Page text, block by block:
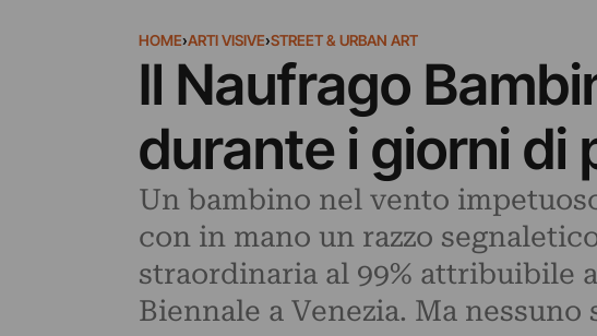
HOME›ARTI VISIVE›STREET & URBAN ART
Il Naufrago
durante i giorni di
Un bambino nel vento
con in mano un razzo
straordinaria al 99% attribuibile
Biennale a Venezia. Ma